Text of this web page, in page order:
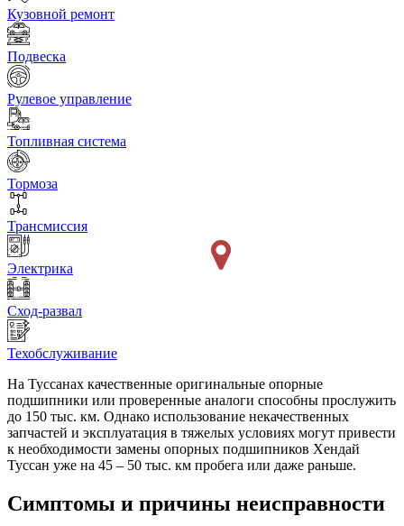
Кузовной ремонт
Подвеска
Рулевое управление
Топливная система
Тормоза
Трансмиссия
Электрика
Сход-развал
Техобслуживание
На Туссанах качественные оригинальные опорные
подшипники или проверенные аналоги способны прослужить
до 150 тыс. км. Однако использование некачественных
запчастей и эксплуатация в тяжелых условиях могут привести
к необходимости замены опорных подшипников Хендай
Туссан уже на 45 – 50 тыс. км пробега или даже раньше.
Симптомы и причины неисправности